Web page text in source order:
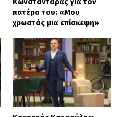
5,4% 9,2%
ΕΚΠΟΜΠΕΣ
ΔΥΝΑΜΙΚΟ
ΣΥΝΟΛΟ
Κωνσταντάρας για τον
πατέρα του: «Μου
χρωστάς μια επίσκεψη»